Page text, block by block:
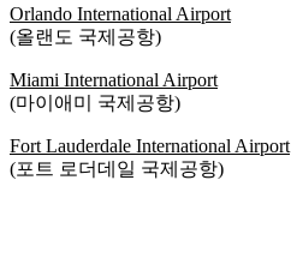
Orlando International Airport
(올랜도 국제공항)
Miami International Airport
(마이애미 국제공항)
Fort Lauderdale International Airport
(포트 로더데일 국제공항)